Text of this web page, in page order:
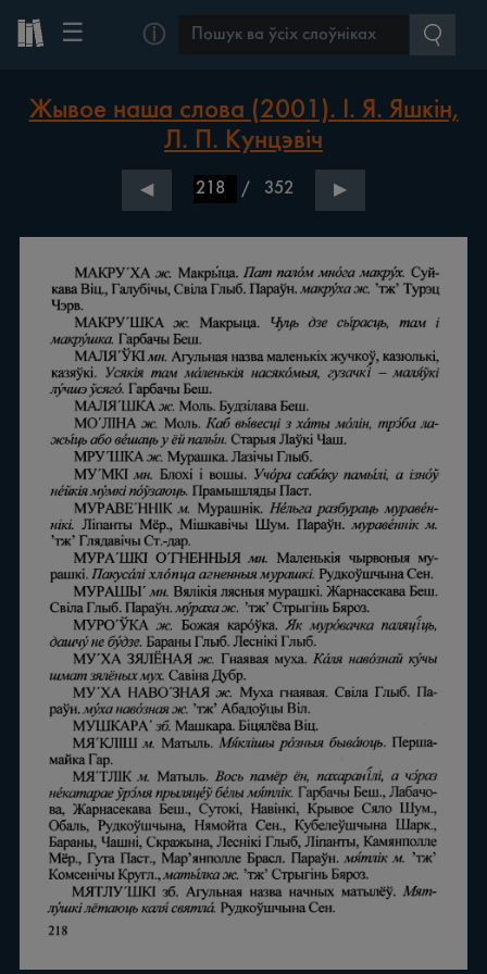
☰ ⓘ
Жывое наша слова (2001). І. Я. Яшкін,
Л. П. Кунцэвіч
◀ / 352 ▶